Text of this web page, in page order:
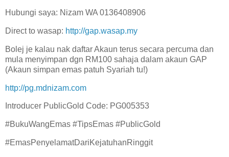
Hubungi saya: Nizam WA 0136408906
Direct to wasap: http://gap.wasap.my
Bolej je kalau nak daftar Akaun terus secara percuma dan
mula menyimpan dgn RM100 sahaja dalam akaun GAP
(Akaun simpan emas patuh Syariah tu!)
http://pg.mdnizam.com
Introducer PublicGold Code: PG005353
#BukuWangEmas #TipsEmas #PublicGold
#EmasPenyelamatDariKejatuhanRinggit